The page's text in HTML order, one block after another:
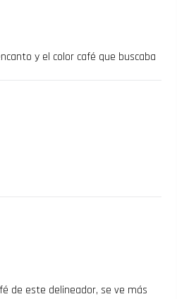
y el color café que buscaba
de este delineador, se ve más